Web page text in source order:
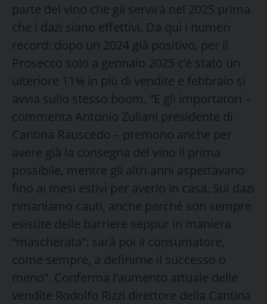
parte del vino che gli servirà nel 2025 prima
che i dazi siano effettivi. Da qui i numeri
record: dopo un 2024 già positivo, per il
Prosecco solo a gennaio 2025 c’è stato un
ulteriore 11% in più di vendite e febbraio si
avvia sullo stesso boom. “E gli importatori –
commenta Antonio Zuliani presidente di
Cantina Rauscedo – premono anche per
avere già la consegna del vino il prima
possibile, mentre gli altri anni aspettavano
fino ai mesi estivi per averlo in casa. Sui dazi
rimaniamo cauti, anche perché son sempre
esistite delle barriere seppur in maniera
“mascherata”: sarà poi il consumatore,
come sempre, a definirne il successo o
meno”. Conferma l’aumento attuale delle
vendite Rodolfo Rizzi direttore della Cantina